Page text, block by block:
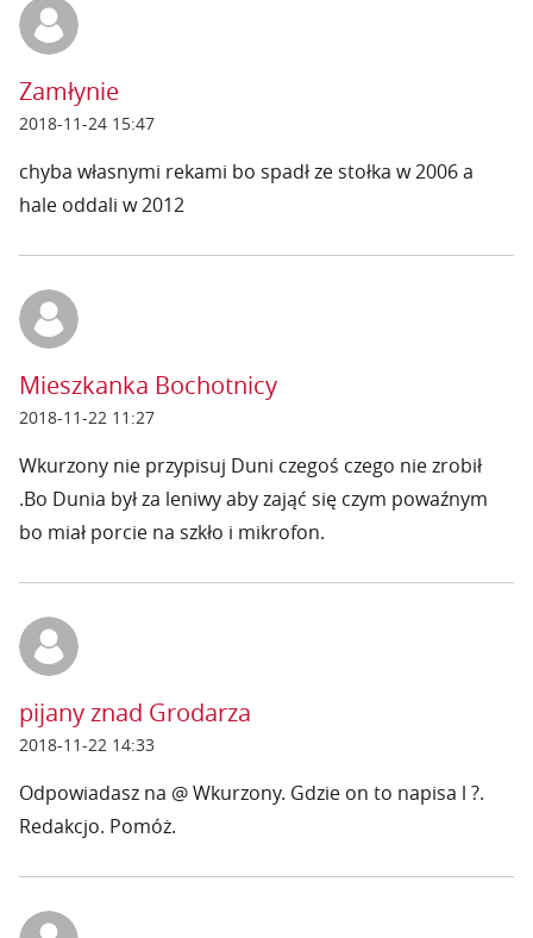
Zamłynie
2018-11-24 15:47
chyba własnymi rekami bo spadł ze stołka w 2006 a
hale oddali w 2012
Mieszkanka Bochotnicy
2018-11-22 11:27
Wkurzony nie przypisuj Duni czegoś czego nie zrobił
.Bo Dunia był za leniwy aby zająć się czym powaźnym
bo miał porcie na szkło i mikrofon.
pijany znad Grodarza
2018-11-22 14:33
Odpowiadasz na @ Wkurzony. Gdzie on to napisa l ?.
Redakcjo. Pomóż.